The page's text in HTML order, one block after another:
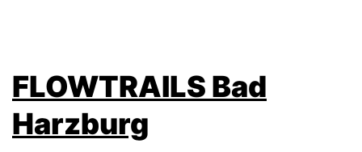
FLOWTRAILS Bad
Harzburg